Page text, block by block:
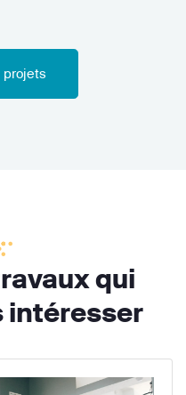
projets
qui
intéresser